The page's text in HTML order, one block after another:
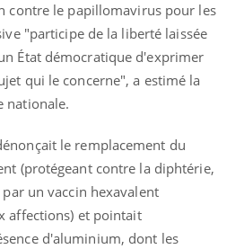
contre le papillomavirus pour les
"participe de la liberté laissée
État démocratique d'exprimer
qui le concerne", a estimé la
nationale.
le remplacement du
(protégeant contre la diphtérie,
un vaccin hexavalent
affections) et pointait
d'aluminium, dont les